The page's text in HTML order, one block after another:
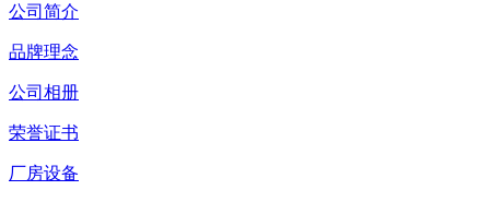
公司简介
品牌理念
公司相册
荣誉证书
厂房设备